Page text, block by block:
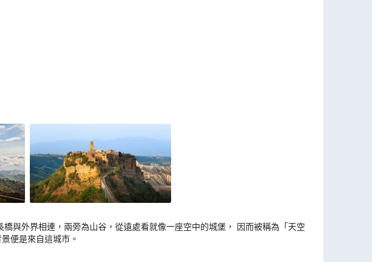
與外界相連，兩旁為山谷，從遠處看就像一座空中的城堡， 因而被稱為「天空
便是來自這城市。